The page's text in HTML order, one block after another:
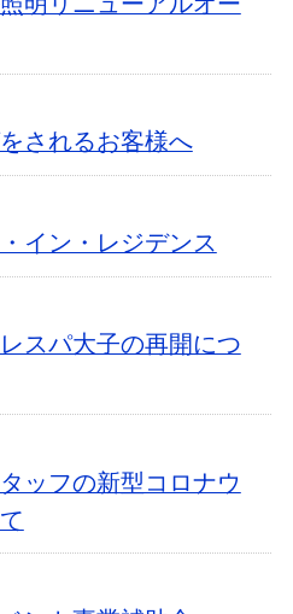
されるお客様へ
イン・レジデンス
スパ大子の再開につ
ッフの新型コロナウ